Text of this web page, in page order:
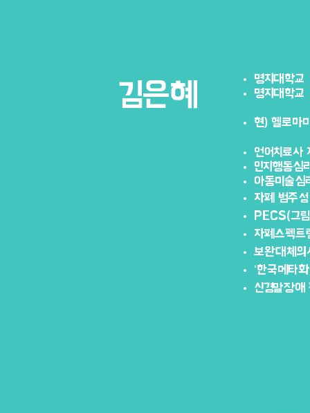
김은혜
명지대학교
명지대학교
현) 헬로마
언어치료사
인지행동심
아동미술심
자폐 범주
PECS(그
자폐스펙
보완대체
‘한국메타
신경말장